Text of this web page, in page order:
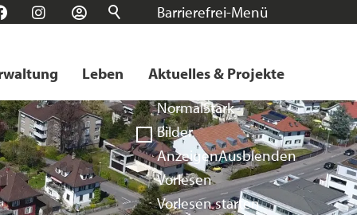
Barrierefrei-Menü
Kontrast
NormalStark
Bilder
AnzeigenAusblenden
Vorlesen
Vorlesen starten
FacebookInstagram
Login
Leben Aktuelles & Projekte